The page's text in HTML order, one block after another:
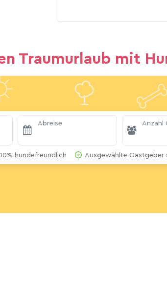
Traumurlaub mit
Abreise Anzahl
hundefreundlich Ausgewählte Gastgeber